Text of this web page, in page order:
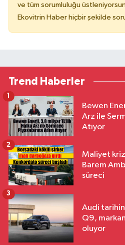
ve tüm sorumluluğu
Ekovitrin Haber hiçbir şekilde
Trend Haberler
Bewen
Arz ile
Atıyor
1
Maliyet
Barem
süreci
2
Audi
Q9,
oluyor
3